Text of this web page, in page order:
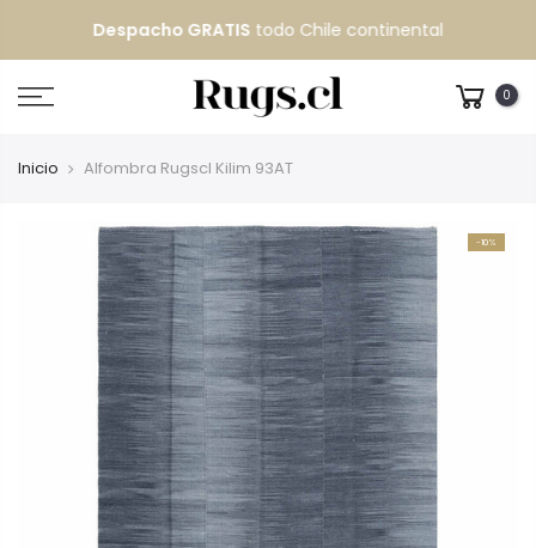
Despacho GRATIS todo Chile continental
0
Inicio Alfombra Rugscl Kilim 93AT
-10%